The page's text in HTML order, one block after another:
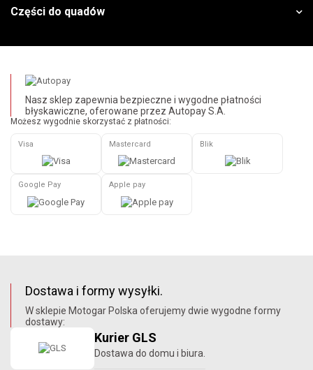
Części do quadów
Nasz sklep zapewnia bezpieczne i wygodne płatności
błyskawiczne, oferowane przez Autopay S.A.
Możesz wygodnie skorzystać z płatności:
Visa Mastercard Blik
Google Pay Apple pay
Dostawa i formy wysyłki.
W sklepie Motogar Polska oferujemy dwie wygodne formy
dostawy:
Kurier GLS
Dostawa do domu i biura.